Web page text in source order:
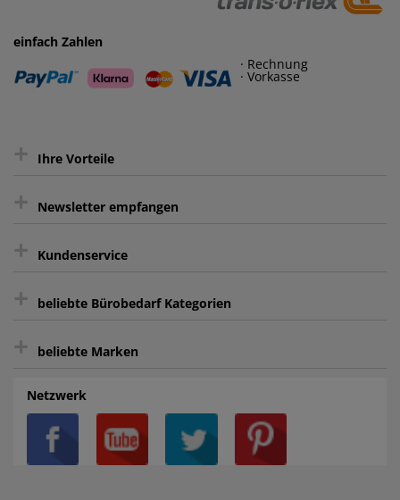
einfach Zahlen
· Rechnung
· Vorkasse
+ Ihre Vorteile
Kauf auf Rechnung³
sicher Shoppen durch SSL
intelligentes Kundenkonto
+ Newsletter empfangen
Sie können sich zu jeder Zeit abmelden.
+ Kundenservice
Kontakt
FAQ
AGB
Datenschutz
Privatsphäre-Einstellungen
Über uns
+ beliebte Bürobedarf Kategorien
Aktenvernichter
Batterien
Bleistifte
Blöcke
Boardmarker
Heftstreifen
Kaffee
Klebeband
Radiergummis
Schnellhefter
Sichthüllen
+ beliebte Marken
Alco
Avery/Zweckform
Canon
Leitz
Läufer
Melitta
Netzwerk